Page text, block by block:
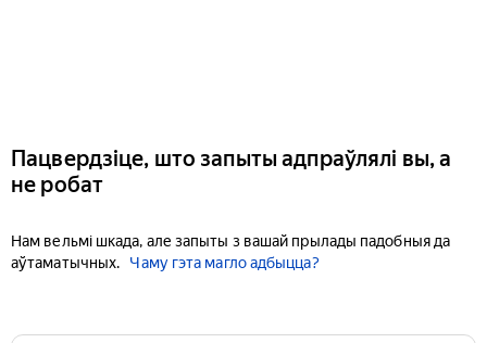
Пацвердзіце, што запыты адпраўлялі вы, а
не робат
Нам вельмі шкада, але запыты з вашай прылады падобныя да
аўтаматычных.
Чаму гэта магло адбыцца?